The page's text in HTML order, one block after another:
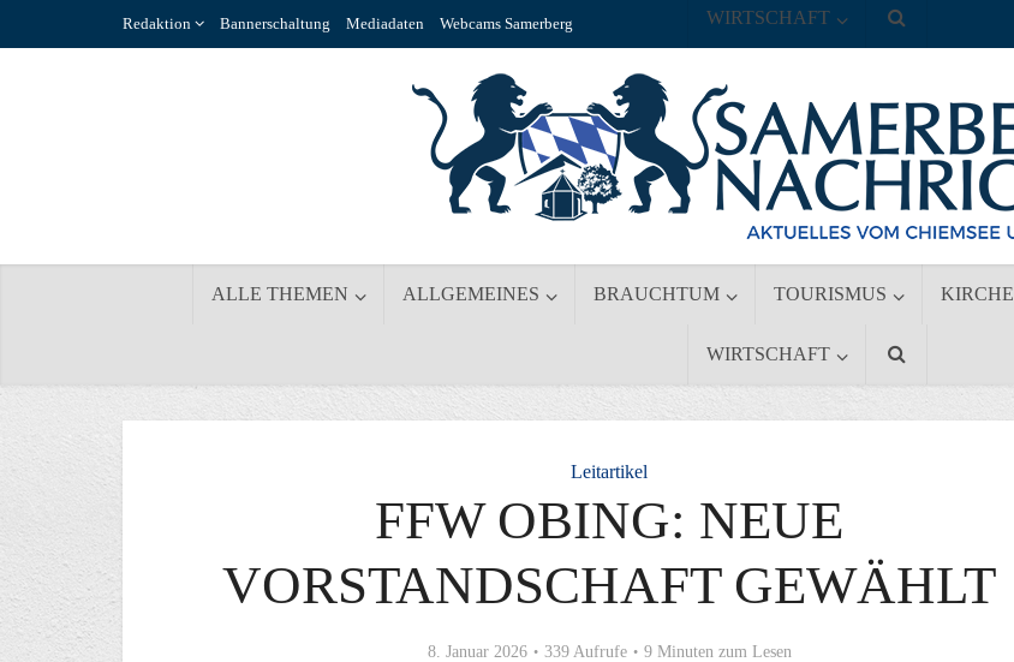
Redaktion Bannerschaltung Mediadaten Webcams Samerberg
ALLE THEMEN ALLGEMEINES BRAUCHTUM TOURISMUS KIRCHE
WIRTSCHAFT
WIRTSCHAFT
Leitartikel
FFW OBING: NEUE
VORSTANDSCHAFT GEWÄHLT
8. Januar 2026 339 Aufrufe 9 Minuten zum Lesen